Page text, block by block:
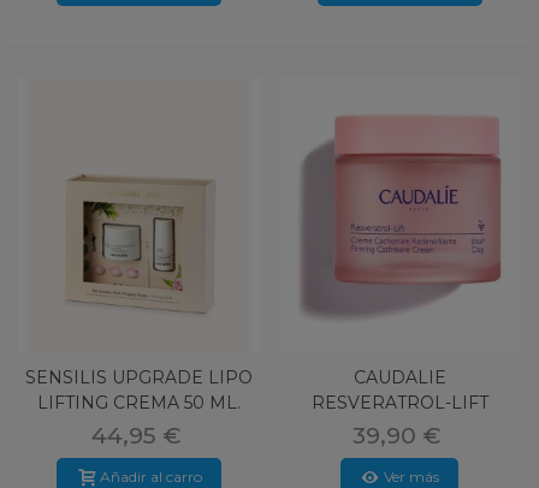
SENSILIS UPGRADE LIPO
LIFTING CREMA 50 ML.
44,95 €
Añadir al carro
CAUDALIE
RESVERATROL-LIFT
CREMA CACHEMIRE
RECARG
39,90 €
Ver más